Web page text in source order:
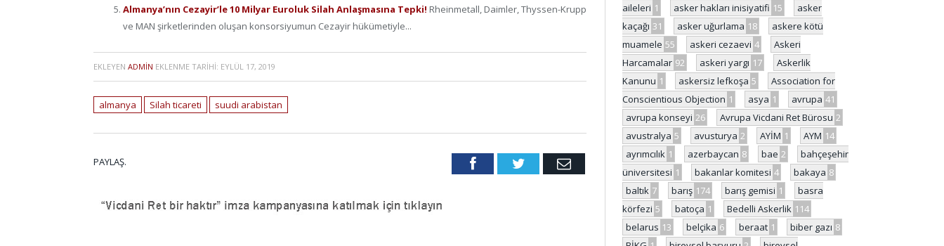
Almanya’nın Cezayir’le 10 Milyar Euroluk Silah Anlaşmasına Tepki! Rheinmetall, Daimler, Thyssen-Krupp
ve MAN şirketlerinden oluşan konsorsiyumun Cezayir hükümetiyle...
EKLEYEN ADMIN EKLENME TARIHI: EYLÜL 17, 2019
almanya Silah ticareti suudi arabistan
PAYLAŞ. FacebookTwitter Email
aileleri 1 asker hakları inisiyatifi 15
asker
kaçağı 31 asker uğurlama 18
askere kötü
muamele 55 askeri cezaevi 4
Askeri
Harcamalar 92 askeri yargı 17
Askerlik
Kanunu 1 askersiz lefkoşa 5
Association for
Conscientious Objection 1 asya 1 avrupa 41
avrupa konseyi 26 Avrupa Vicdani Ret Bürosu 2
avustralya 5 avusturya 2 AYİM 1 AYM 14
ayrımcılık 1 azerbaycan 8 bae 2
bahçeşehir
üniversitesi 1 bakanlar komitesi 4 bakaya 8
baltık 7 barış 174 barış gemisi 1
basra
körfezi 5 batoça 1 Bedelli Askerlik 114
belarus 13 belçika 6 beraat 1 biber gazı 8